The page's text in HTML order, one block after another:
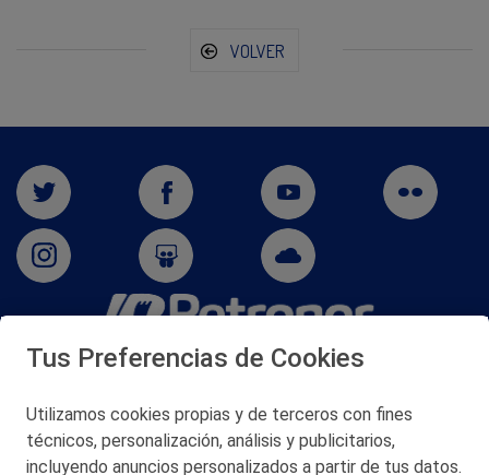
VOLVER
San Martín 5-Edificio Muñatones,
© 2026 Petronor S.A.
Tus Preferencias de Cookies
Utilizamos cookies propias y de terceros con fines
técnicos, personalización, análisis y publicitarios,
incluyendo anuncios personalizados a partir de tus datos.